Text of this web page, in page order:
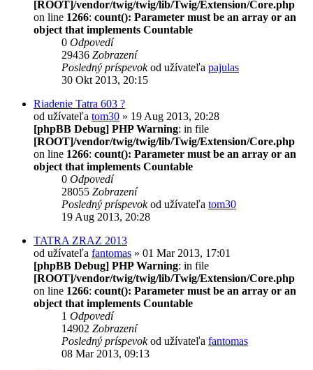
[ROOT]/vendor/twig/twig/lib/Twig/Extension/Core.php
on line 1266: count(): Parameter must be an array or an
object that implements Countable
0 Odpovedí
29436 Zobrazení
Posledný príspevokod užívateľa pajulas
30 Okt 2013, 20:15
Riadenie Tatra 603 ?
od užívateľa tom30 » 19 Aug 2013, 20:28
[phpBB Debug] PHP Warning: in file
[ROOT]/vendor/twig/twig/lib/Twig/Extension/Core.php
on line 1266: count(): Parameter must be an array or an
object that implements Countable
0 Odpovedí
28055 Zobrazení
Posledný príspevokod užívateľa tom30
19 Aug 2013, 20:28
TATRA ZRAZ 2013
od užívateľa fantomas » 01 Mar 2013, 17:01
[phpBB Debug] PHP Warning: in file
[ROOT]/vendor/twig/twig/lib/Twig/Extension/Core.php
on line 1266: count(): Parameter must be an array or an
object that implements Countable
1 Odpovedí
14902 Zobrazení
Posledný príspevokod užívateľa fantomas
08 Mar 2013, 09:13